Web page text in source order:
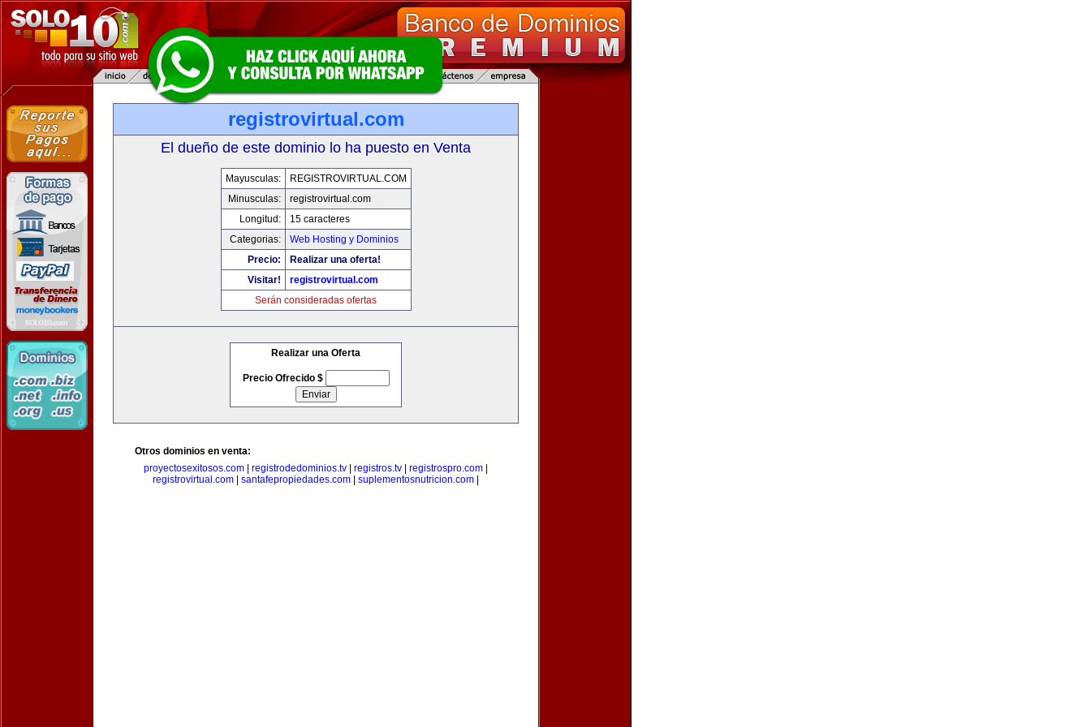
registrovirtual.com
El dueño de este dominio lo ha puesto en Venta
Mayusculas:
REGISTROVIRTUAL.COM
Minusculas:
registrovirtual.com
Longitud:
15 caracteres
Categorias:
Web Hosting y Dominios
Precio:
Realizar una oferta!
Visitar!
registrovirtual.com
Serán consideradas ofertas
Realizar una Oferta
Precio Ofrecido $
Otros dominios en venta:
proyectosexitosos.com
registrodedominios.tv registros.tv registrospro.com
registrovirtual.com
santafepropiedades.com suplementosnutricion.com